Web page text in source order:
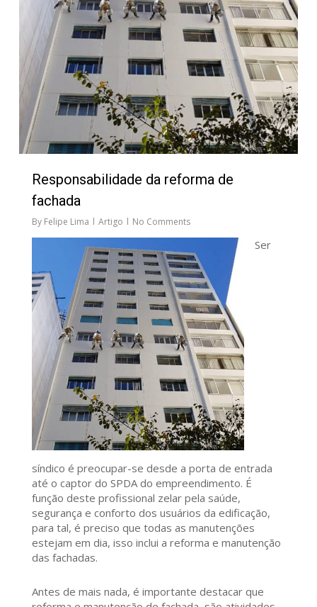
Responsabilidade da reforma de
fachada
By Felipe Lima Artigo No Comments
Ser
síndico é preocupar-se desde a porta de entrada
até o captor do SPDA do empreendimento. É
função deste profissional zelar pela saúde,
segurança e conforto dos usuários da edificação,
para tal, é preciso que todas as manutenções
estejam em dia, isso inclui a reforma e manutenção
das fachadas.
Antes de mais nada, é importante destacar que